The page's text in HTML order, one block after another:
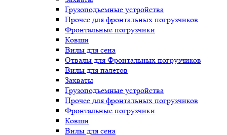
Грузоподъемные устройства
Прочее для фронтальных погрузчиков
Фронтальные погрузчики
Ковши
Вилы для сена
Отвалы для Фронтальных погрузчиков
Вилы для палетов
Захваты
Грузоподъемные устройства
Прочее для фронтальных погрузчиков
Фронтальные погрузчики
Ковши
Вилы для сена